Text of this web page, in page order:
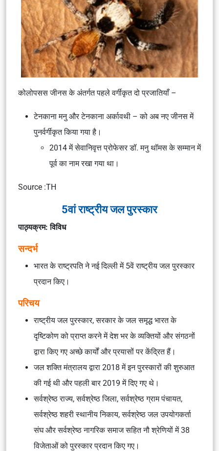
कोलोपसस जीनस के अंतर्गत पहले वर्गीकृत दो प्रजातियाँ –
टेनकाना मनु और टेनकाना अर्कावथी – को अब नए जीनस में
पुनर्वर्गीकृत किया गया है।
2014 में सेवानिवृत्त प्रोफेसर डॉ. मनु थॉमस के सम्मान में
पूर्व का नाम रखा गया था।
Source :TH
5वां राष्ट्रीय जल पुरस्कार
पाठ्यक्रम: विविध
सन्दर्भ
भारत के राष्ट्रपति ने नई दिल्ली में 5वें राष्ट्रीय जल पुरस्कार
प्रदान किए।
परिचय
राष्ट्रीय जल पुरस्कार, सरकार के जल समृद्ध भारत के
दृष्टिकोण को प्राप्त करने में देश भर के व्यक्तियों और संगठनों
द्वारा किए गए अच्छे कार्यों और प्रयासों पर केंद्रित हैं।
जल शक्ति मंत्रालय द्वारा 2018 में इन पुरस्कारों की शुरुआत
की गई थी और पहली बार 2019 में दिए गए थे।
सर्वश्रेष्ठ राज्य, सर्वश्रेष्ठ जिला, सर्वश्रेष्ठ ग्राम पंचायत,
सर्वश्रेष्ठ शहरी स्थानीय निकाय, सर्वश्रेष्ठ जल उपयोगकर्ता
संघ और सर्वश्रेष्ठ नागरिक समाज सहित नौ श्रेणियों में 38
विजेताओं को पुरस्कार प्रदान किए गए।